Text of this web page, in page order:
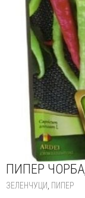
ПИПЕР
ЗЕЛЕНЧУЦИ, ПИПЕР